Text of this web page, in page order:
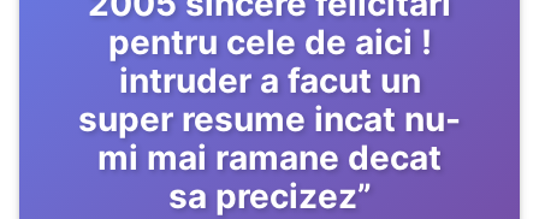
pentru cele de aici !
intruder a facut un
super resume incat nu-
mi mai ramane decat
sa precizez”